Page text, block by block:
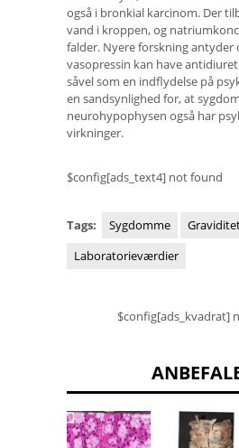
også i bronkial karcinom. Der
vand i kroppen, og
falder. Nyere forskning antyder
vasopressin kan have
såvel som en indflydelse på
en sandsynlighed for, at
neurohypophysen også har
virkninger.
$config[ads_text4] not found
Tags: Sygdomme
Laboratorieværdier
$config[ads_kvadrat]